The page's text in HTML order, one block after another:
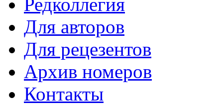
Для авторов
Для рецезентов
Архив номеров
Контакты